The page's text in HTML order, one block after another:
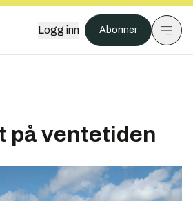
Logg inn Abonner
på ventetiden